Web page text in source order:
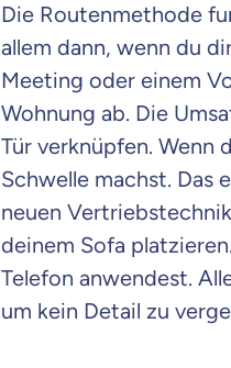
Die Routenmethode
allem dann, wenn du
Meeting oder einem
Wohnung ab. Die
Tür verknüpfen. Wenn
Schwelle machst. Das
neuen
deinem Sofa
Telefon anwendest.
um kein Detail zu
Mit dem Abschicken meiner
Kontaktaufnahme durch